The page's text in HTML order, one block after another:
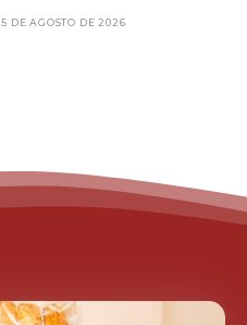
5 DE AGOSTO DE 2026